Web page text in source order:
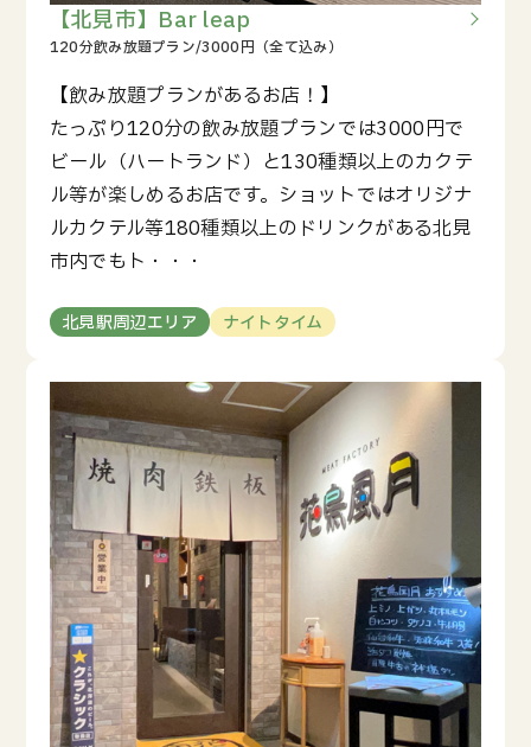
【北見市】Bar leap
【飲み放題プランがあるお店！】
たっぷり120分の飲み放題プランでは3000円で
ビール（ハートランド）と130種類以上のカクテ
ル等が楽しめるお店です。ショットではオリジナ
ルカクテル等180種類以上のドリンクがある北見
市内でもト・・・
北見駅周辺エリア ナイトタイム